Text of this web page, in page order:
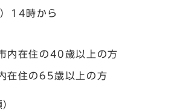
14時から
内在住の40歳以上の方
在住の65歳以上の方